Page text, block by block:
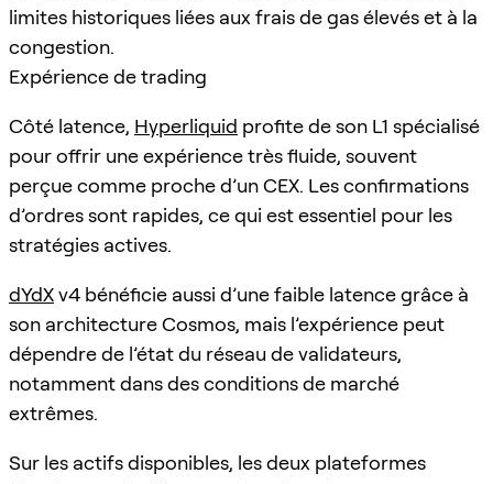
limites historiques liées aux frais de gas élevés et à la
congestion.
Expérience de trading
Côté latence, Hyperliquid profite de son L1 spécialisé
pour offrir une expérience très fluide, souvent
perçue comme proche d’un CEX. Les confirmations
d’ordres sont rapides, ce qui est essentiel pour les
stratégies actives.
dYdXv4 bénéficie aussi d’une faible latence grâce à
son architecture Cosmos, mais l’expérience peut
dépendre de l’état du réseau de validateurs,
notamment dans des conditions de marché
extrêmes.
Sur les actifs disponibles, les deux plateformes